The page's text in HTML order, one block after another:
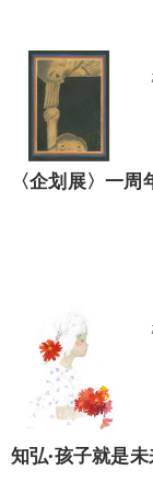
〈企划展〉一
知弘·孩子就是